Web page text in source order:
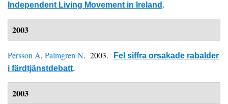
Independent Living Movement in Ireland .
2003
Persson A, Palmgren N. 2003.
Fel siffra orsakade rabalder
i färdtjänstdebatt.
2003